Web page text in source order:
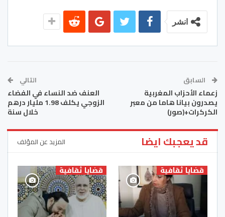
انشر
السابق
زعماء الأحزاب المغربية
يصدرون بيانا هاما من معبر
الكركرات+(صور)
التالي
العنف ضد النساء في الفضاء
الزوجي يكلف 1.98 مليار درهم
خلال سنة
قد يعجبك ايضا المزيد عن المؤلف
قضايا ثقافية قضايا ثقافية